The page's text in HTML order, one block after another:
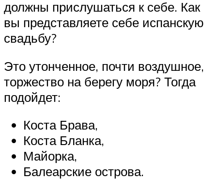
должны прислушаться к себе. Как
вы представляете себе испанскую
свадьбу?
Это утонченное, почти воздушное,
торжество на берегу моря? Тогда
подойдет:
Коста Брава,
Коста Бланка,
Майорка,
Балеарские острова.